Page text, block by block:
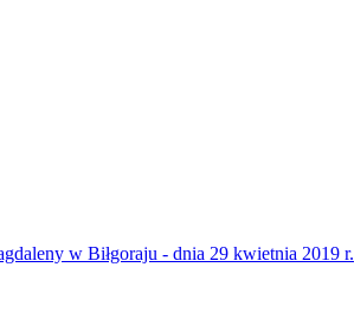
w Biłgoraju - dnia 29 kwietnia 2019 r.